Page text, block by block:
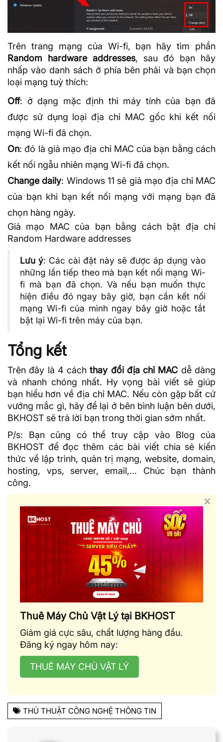
Trên trang mạng của Wi-fi, bạn hãy tìm phần
Random hardware addresses, sau đó bạn hãy
nhấp vào danh sách ở phía bên phải và bạn chọn
loại mạng tuỳ thích:
Off: ở dạng mặc định thì máy tính của bạn đã
được sử dụng loại địa chỉ MAC gốc khi kết nối
mạng Wi-fi đã chọn.
On: đó là giả mạo địa chỉ MAC của bạn bằng cách
kết nối ngẫu nhiên mạng Wi-fi đã chọn.
Change daily: Windows 11 sẽ giả mạo địa chỉ MAC
của bạn khi bạn kết nối mạng với mạng bạn đã
chọn hàng ngày.
Giả mạo MAC của bạn bằng cách bật địa chỉ
Random Hardware addresses
Lưu ý: Các cài đặt này sẽ được áp dụng vào
những lần tiếp theo mà bạn kết nối mạng Wi-
fi mà bạn đã chọn. Và nếu bạn muốn thực
hiện điều đó ngay bây giờ, bạn cần kết nối
mạng Wi-fi của mình ngay bây giờ hoặc tắt
bật lại Wi-fi trên máy của bạn.
Tổng kết
Trên đây là 4 cáchthay đổi địa chỉ MAC dễ dàng
và nhanh chóng nhất. Hy vọng bài viết sẽ giúp
bạn hiểu hơn về địa chỉ MAC. Nếu còn gặp bất cứ
vướng mắc gì, hãy để lại ở bên bình luận bên dưới,
BKHOST sẽ trả lời bạn trong thời gian sớm nhất.
P/s: Bạn cũng có thể truy cập vào Blog của
BKHOST để đọc thêm các bài viết chia sẻ kiến
thức về lập trình, quản trị mạng, website, domain,
hosting, vps, server, email,… Chúc bạn thành
công.
Thuê Máy Chủ Vật Lý tại BKHOST
Giảm giá cực sâu, chất lượng hàng đầu.
Đăng ký ngay hôm nay:
THUÊ MÁY CHỦ VẬT LÝ
THỦ THUẬT CÔNG NGHỆ THÔNG TIN